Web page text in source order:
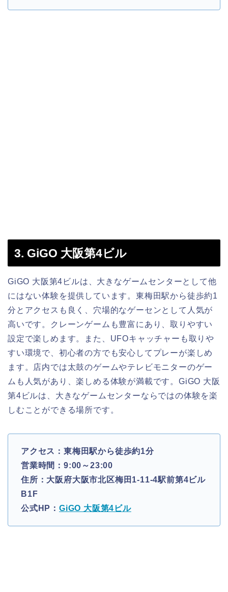
3. GiGO 大阪第4ビル
GiGO 大阪第4ビルは、大きなゲームセンターとして他
にはない体験を提供しています。東梅田駅から徒歩約1
分とアクセスも良く、穴場的なゲーセンとして人気が
高いです。クレーンゲームも豊富にあり、取りやすい
設定で楽しめます。また、UFOキャッチャーも取りや
すい環境で、初心者の方でも安心してプレーが楽しめ
ます。店内では太鼓のゲームやテレビモニターのゲー
ムも人気があり、楽しめる体験が満載です。GiGO 大阪
第4ビルは、大きなゲームセンターならではの体験を楽
しむことができる場所です。
アクセス：東梅田駅から徒歩約1分
営業時間：9:00～23:00
住所：大阪府大阪市北区梅田1-11-4駅前第4ビル
B1F
公式HP： GiGO 大阪第4ビル